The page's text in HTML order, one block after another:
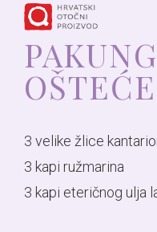
3 velike žlice
3 kapi ružmarina
3 kapi eteričnog ulja